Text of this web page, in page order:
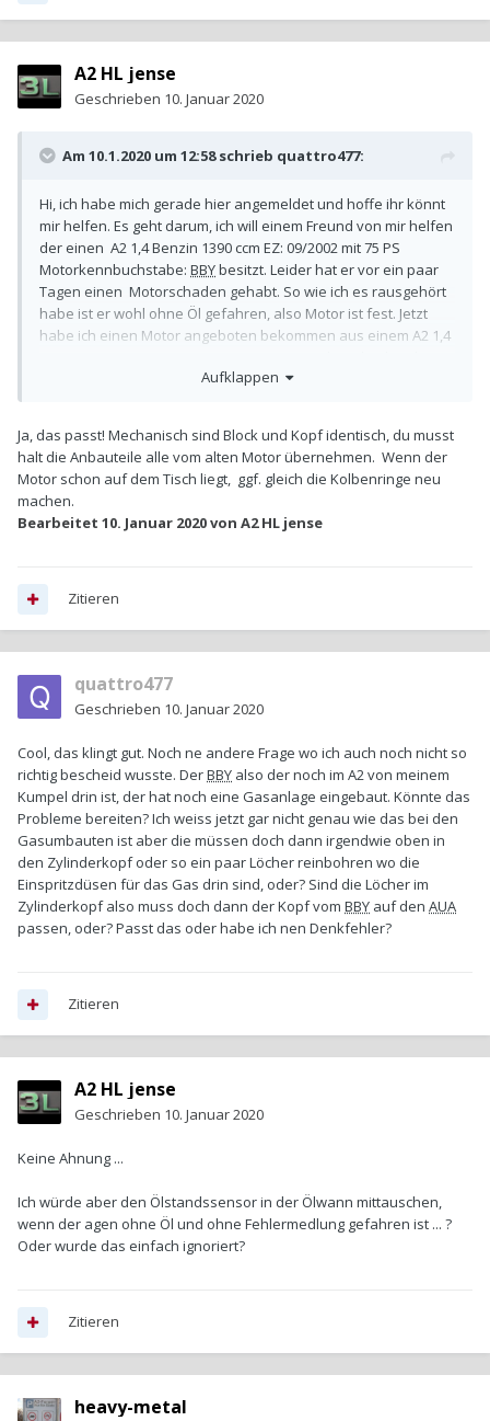
A2 HL jense
Geschrieben 10. Januar 2020
Am 10.1.2020 um 12:58 schrieb quattro477:
Hi, ich habe mich gerade hier angemeldet und hoffe ihr könnt
mir helfen. Es geht darum, ich will einem Freund von mir helfen
der einen A2 1,4 Benzin 1390 ccm EZ: 09/2002 mit 75 PS
Motorkennbuchstabe: BBYbesitzt. Leider hat er vor ein paar
Tagen einen Motorschaden gehabt. So wie ich es rausgehört
habe ist er wohl ohne Öl gefahren, also Motor ist fest. Jetzt
habe ich einen Motor angeboten bekommen aus einem A2 1,4
freun.de/wiki/index.php/Unterschiede_AUA_BBYwo genau
erklärt wird worin der Unterschied beider Motor besteht.
Verstehe ich es richtig dass der Unterschied "nur" bei den
Anbauteilen besteht. Also ist der reine Motor, also
Rumpfmotor/Motorblock mit Ölwanne, Kurbelwelle, Kolben
wäre, wenn ich den
Aufklappen
Ja, das passt! Mechanisch sind Block und Kopf identisch, du musst
halt die Anbauteile alle vom alten Motor übernehmen. Wenn der
Motor schon auf dem Tisch liegt, ggf. gleich die Kolbenringe neu
machen.
Bearbeitet 10. Januar 2020von A2 HL jense
Zitieren
quattro477
Geschrieben 10. Januar 2020
Cool, das klingt gut. Noch ne andere Frage wo ich auch noch nicht so
richtig bescheid wusste. DerBBY also der noch im A2 von meinem
Kumpel drin ist, der hat noch eine Gasanlage eingebaut. Könnte das
Probleme bereiten? Ich weiss jetzt gar nicht genau wie das bei den
Gasumbauten ist aber die müssen doch dann irgendwie oben in
den Zylinderkopf oder so ein paar Löcher reinbohren wo die
Einspritzdüsen für das Gas drin sind, oder? Sind die Löcher im
Zylinderkopf also muss doch dann der Kopf vom BBY auf den AUA
passen, oder? Passt das oder habe ich nen Denkfehler?
Zitieren
A2 HL jense
Geschrieben 10. Januar 2020
Keine Ahnung ...
Ich würde aber den Ölstandssensor in der Ölwann mittauschen,
wenn der agen ohne Öl und ohne Fehlermedlung gefahren ist ... ?
Oder wurde das einfach ignoriert?
Zitieren
heavy-metal